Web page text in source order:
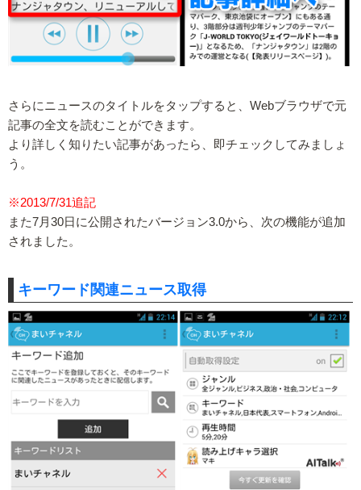
さらにニュースのタイトルをタップすると、Webブラウザで元
記事の全文を読むことができます。
より詳しく知りたい記事があったら、即チェックしてみましょ
う。
※2013/7/31追記
また7月30日に公開されたバージョン3.0から、次の機能が追加
されました。
キーワード関連ニュース取得